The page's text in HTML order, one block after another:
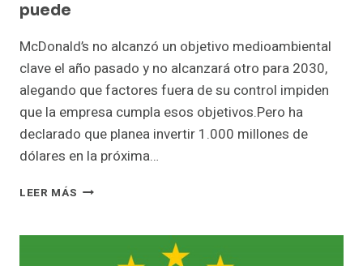
puede
McDonald’s no alcanzó un objetivo medioambiental
clave el año pasado y no alcanzará otro para 2030,
alegando que factores fuera de su control impiden
que la empresa cumpla esos objetivos.Pero ha
declarado que planea invertir 1.000 millones de
dólares en la próxima…
LEER MÁS OBJETIVOS
PARA
2030:MCDONALD